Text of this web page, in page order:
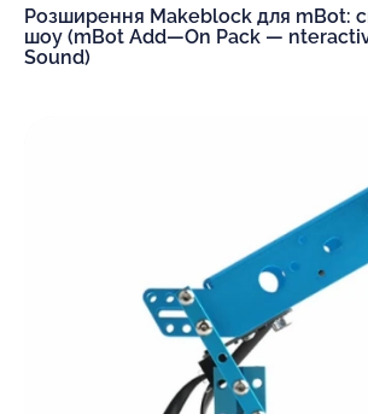
Розширення Makeblock для mBot:
шоу (mBot Add—On Pack —
Sound)